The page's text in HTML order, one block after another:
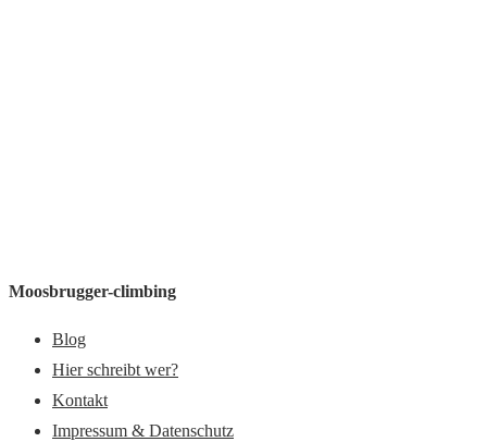
Moosbrugger-climbing
Blog
Hier schreibt wer?
Kontakt
Impressum & Datenschutz